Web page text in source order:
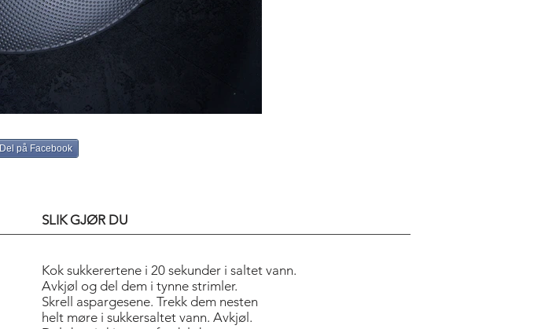
Del på Facebook
SLIK GJØR DU
Kok sukkerertene i 20 sekunder i saltet vann.
Avkjøl og del dem i tynne strimler.
Skrell aspargesene. Trekk dem nesten
helt møre i sukkersaltet vann. Avkjøl.